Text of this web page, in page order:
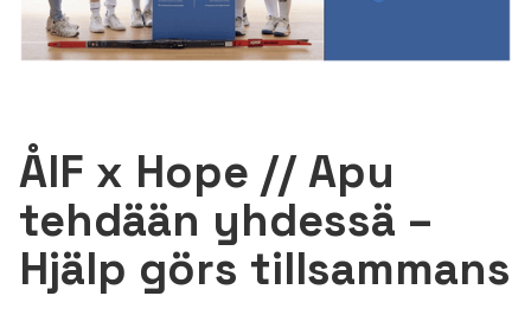
ÅIF x Hope // Apu
tehdään yhdessä –
Hjälp görs tillsammans